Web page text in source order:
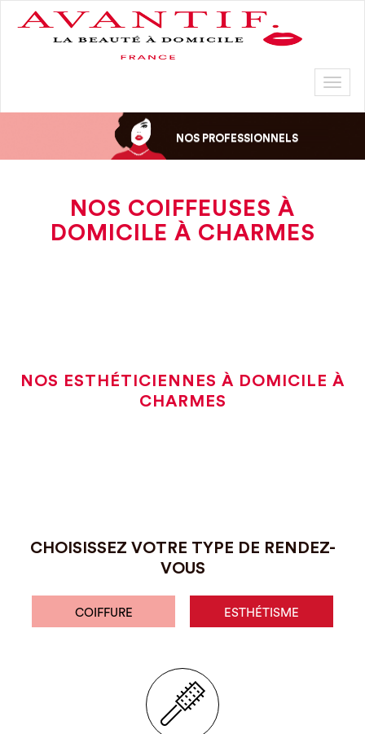
NOS PROFESSIONNELS
NOS COIFFEUSES À
DOMICILE À CHARMES
NOS ESTHÉTICIENNES À DOMICILE À
CHARMES
CHOISISSEZ VOTRE TYPE DE RENDEZ-
VOUS
COIFFURE ESTHÉTISME